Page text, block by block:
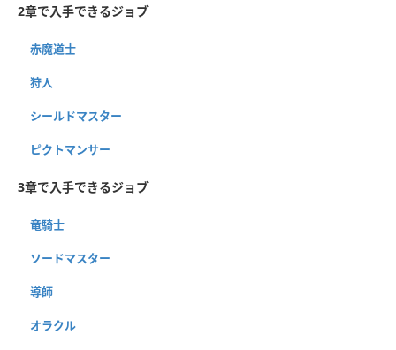
2章で入手できるジョブ
赤魔道士
狩人
シールドマスター
ピクトマンサー
3章で入手できるジョブ
竜騎士
ソードマスター
導師
オラクル